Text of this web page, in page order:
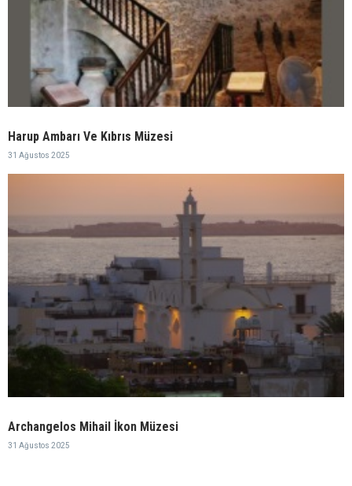
Harup Ambarı Ve Kıbrıs Müzesi
31 Ağustos 2025
Archangelos Mihail İkon Müzesi
31 Ağustos 2025